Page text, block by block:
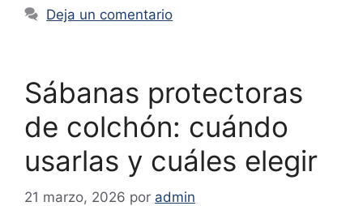
Deja un comentario
Sábanas protectoras
de colchón: cuándo
usarlas y cuáles elegir
21 marzo, 2026 por admin